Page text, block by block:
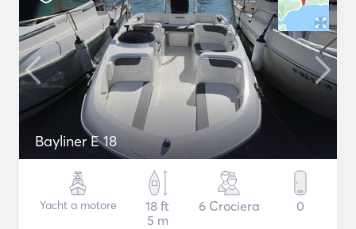
Bayliner E 18
Yacht a motore
18 ft
5 m
6 Crociera 0